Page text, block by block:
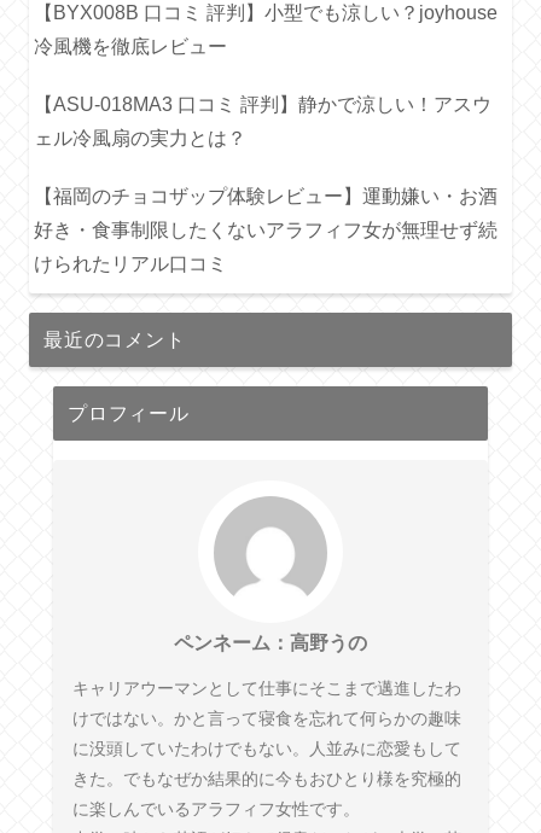
【BYX008B 口コミ 評判】小型でも涼しい？joyhouse
冷風機を徹底レビュー
【ASU-018MA3 口コミ 評判】静かで涼しい！アスウ
ェル冷風扇の実力とは？
【福岡のチョコザップ体験レビュー】運動嫌い・お酒
好き・食事制限したくないアラフィフ女が無理せず続
けられたリアル口コミ
最近のコメント
プロフィール
ペンネーム：高野うの
キャリアウーマンとして仕事にそこまで邁進したわ
けではない。かと言って寝食を忘れて何らかの趣味
に没頭していたわけでもない。人並みに恋愛もして
きた。でもなぜか結果的に今もおひとり様を究極的
に楽しんでいるアラフィフ女性です。